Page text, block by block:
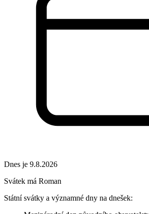
Dnes je 9.8.2026
Svátek má Roman
Státní svátky a významné dny na dnešek: